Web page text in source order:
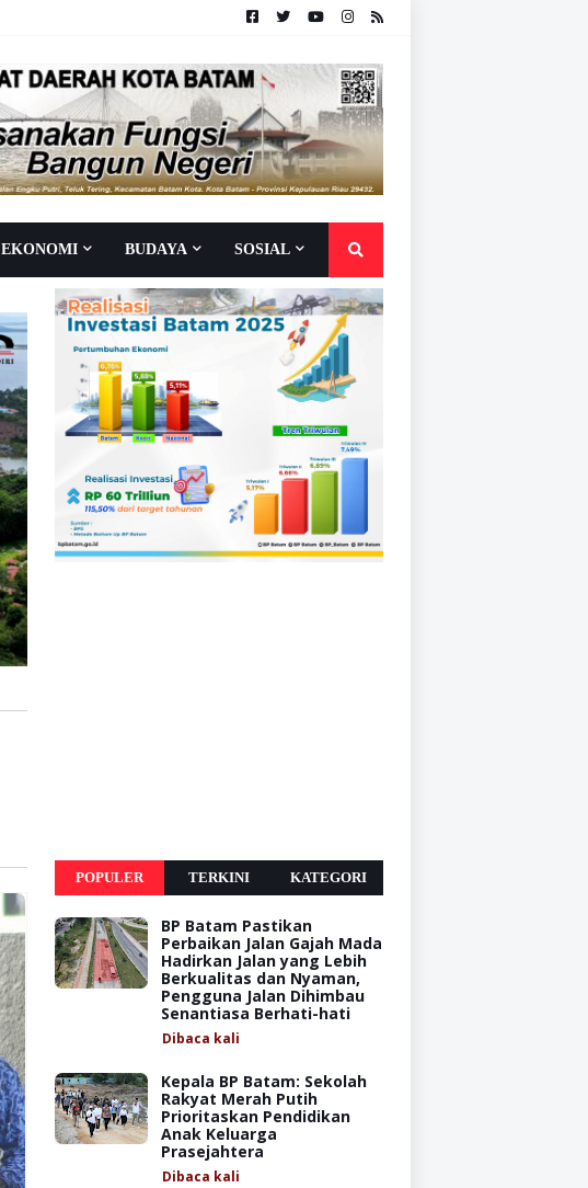
EKONOMI BUDAYA SOSIAL
POPULER TERKINI KATEGORI
BP Batam Pastikan
Perbaikan Jalan Gajah Mada
Hadirkan Jalan yang Lebih
Berkualitas dan Nyaman,
Pengguna Jalan Dihimbau
Senantiasa Berhati-hati
Dibaca kali
Kepala BP Batam: Sekolah
Rakyat Merah Putih
Prioritaskan Pendidikan
Anak Keluarga
Prasejahtera
Dibaca kali